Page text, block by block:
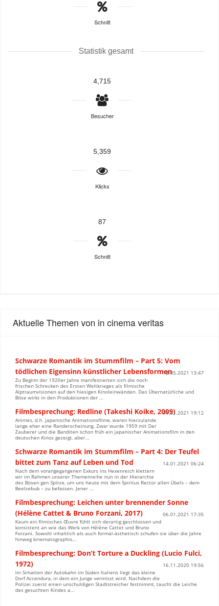
Schnitt
Statistik gesamt
4,715
Besucher
5,359
Klicks
87
Schnitt
Aktuelle Themen von in cinema veritas
Schwarze Romantik im Stummfilm – Part 5: Vom
tödlichen Eigensinn künstlicher Lebensformen18.05.2021 13:47
Zu Beginn der 1920er Jahre manifestierten sich die noch
frischen Schrecken des Ersten Weltkrieges als filmische
Alptraumvisionen auf den hiesigen Kinoleinwänden. Das Übernatürliche und
Böse wirkt in den Produktionen der ...
Filmbesprechung: Redline (Takeshi Koike, 2009)31.01.2021 19:12
Animes, d.h. japanische Animationsfilme, waren hierzulande
lange eher eine Randerscheinung. Zwar wurde 1959 mit Der
Zauberer und die Banditen schon früh ein japanischer Animationsfilm in den
deutschen Kinos gezeigt, aber...
Schwarze Romantik im Stummfilm – Part 4: Der Teufel
bittet zum Tanz auf Leben und Tod
14.01.2021 06:24
Nach dem vorangegangenen Exkurs ins Hexenreich klettern
wir im Rahmen unserer Themenreihe nun in der Hierarchie
des Bösen gen Spitze, um uns heute mit dem Spiritus Rector allen Übels – dem
Beelzebub – zu befassen. Jener ...
Filmbesprechung: Leichen unter brennender Sonne
(Hélène Cattet & Bruno Forzani, 2017)
06.01.2021 17:35
Kaum ein filmisches Œuvre fühlt sich derartig geschlossen und
konsistent an wie das Werk von Hélène Cattet und Bruno
Forzani. Sowohl inhaltlich als auch formal-ästhetisch schufen sie über die Jahre
hinweg kinematographis...
Filmbesprechung: Don’t Torture a Duckling (Lucio Fulci,
1972)
16.11.2020 19:56
Im Schatten der Autobahn im Süden Italiens liegt das kleine
Dorf Accendura, in dem ein Junge vermisst wird. Nachdem die
Polizei zuerst einen unschuldigen Stadtstreicher festnimmt, taucht die Leiche
des gesuchten Kindes a...